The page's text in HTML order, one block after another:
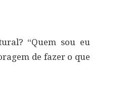
“Quem sou eu
de fazer o que